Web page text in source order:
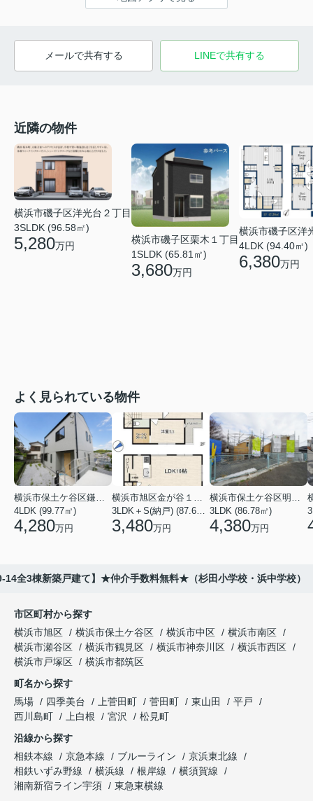
メールで共有する LINEで共有する
近隣の物件
横浜市磯子区洋光台２丁目
3SLDK (96.58㎡)
5,280万円
横浜市磯子区栗木１丁目
1SLDK (65.81㎡)
3,680万円
横浜市磯子区洋
4LDK (94.40㎡)
6,380万円
よく見られている物件
横浜市保土ケ谷区鎌谷町
4LDK (99.77㎡)
4,280万円
横浜市旭区金が谷１丁目
3LDK＋S(納戸) (87.61㎡)
3,480万円
横浜市保土ケ谷区明神台
3LDK (86.78㎡)
4,380万円
14全3棟新築戸建て】★仲介手数料無料★（杉田小学校・浜中学校）
市区町村から探す
横浜市旭区
横浜市保土ケ谷区 横浜市中区
横浜市南区
横浜市瀬谷区
横浜市鶴見区 横浜市神奈川区
横浜市西区
横浜市戸塚区
横浜市都筑区
町名から探す
馬場
四季美台 上菅田町 菅田町 東山田
平戸
西川島町
上白根 宮沢
松見町
沿線から探す
相鉄本線
京急本線 ブルーライン
京浜東北線
相鉄いずみ野線
横浜線 根岸線
横須賀線
湘南新宿ライン宇須
東急東横線